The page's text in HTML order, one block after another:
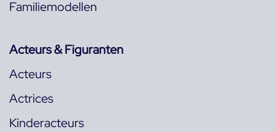
Familiemodellen
Acteurs & Figuranten
Acteurs
Actrices
Kinderacteurs